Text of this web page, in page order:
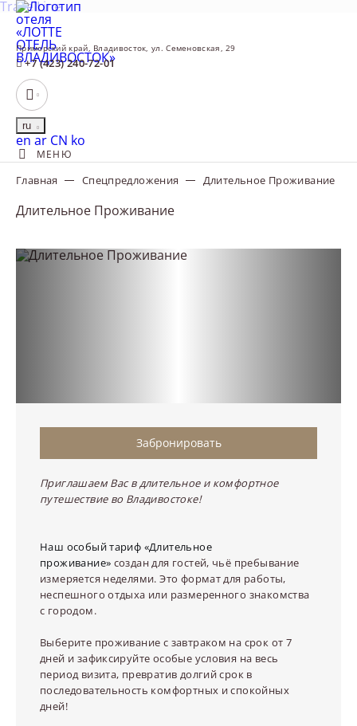
Приморский край, Владивосток, ул. Семеновская, 29
+7 (423) 240-72-01
ru
English
enالعربية
ar 中文
CN 한국어
ko
МЕНЮ
TravelLine
Главная Спецпредложения Длительное Проживание
Длительное Проживание
Забронировать
Приглашаем Вас в длительное и комфортное
путешествие во Владивостоке!
Наш особый тариф «Длительное
проживание» создан для гостей, чьё пребывание
измеряется неделями. Это формат для работы,
неспешного отдыха или размеренного знакомства
с городом.
Выберите проживание с завтраком на срок от 7
дней и зафиксируйте особые условия на весь
период визита, превратив долгий срок в
последовательность комфортных и спокойных
дней!